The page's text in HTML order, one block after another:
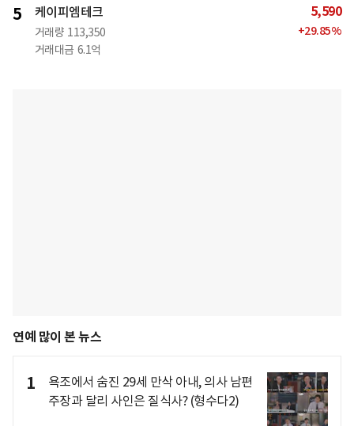
5 케이피엠테크
거래량 113,350
거래대금 6.1억
5,590
+29.85%
연예 많이 본 뉴스
1
욕조에서 숨진 29세 만삭 아내, 의사 남편
주장과 달리 사인은 질식사? (형수다2)